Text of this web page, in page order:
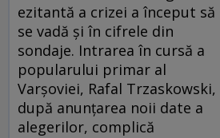
ezitantă a crizei a început să
se vadă și în cifrele din
sondaje. Intrarea în cursă a
popularului primar al
Varșoviei, Rafal Trzaskowski,
după anunțarea noii date a
alegerilor, complică